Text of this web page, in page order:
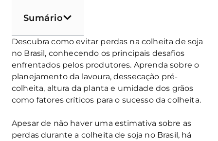
Sumário
Descubra como evitar perdas na colheita de soja
no Brasil, conhecendo os principais desafios
enfrentados pelos produtores. Aprenda sobre o
planejamento da lavoura, dessecação pré-
colheita, altura da planta e umidade dos grãos
como fatores críticos para o sucesso da colheita.
Apesar de não haver uma estimativa sobre as
perdas durante a colheita de soja no Brasil, há